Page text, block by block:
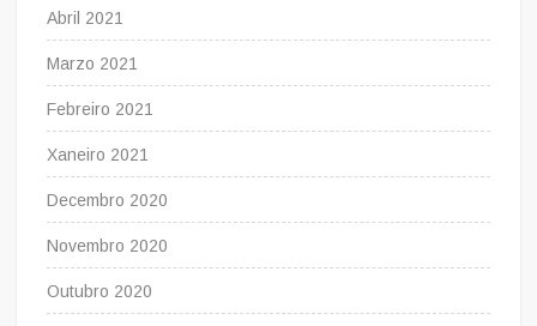
Abril 2021
Marzo 2021
Febreiro 2021
Xaneiro 2021
Decembro 2020
Novembro 2020
Outubro 2020